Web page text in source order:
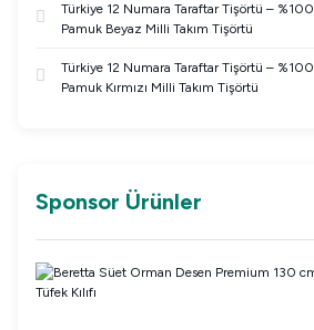
Türkiye 12 Numara Taraftar Tişörtü – %100
Pamuk Beyaz Milli Takım Tişörtü
Türkiye 12 Numara Taraftar Tişörtü – %100
Pamuk Kırmızı Milli Takım Tişörtü
Sponsor Ürünler